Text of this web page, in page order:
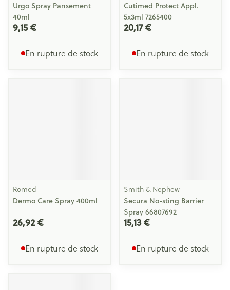
Urgo Spray Pansement
40ml
9,15 €
En rupture de stock
Cutimed Protect Appl.
5x3ml 7265400
20,17 €
En rupture de stock
Romed
Dermo Care Spray 400ml
26,92 €
En rupture de stock
Smith & Nephew
Secura No-sting Barrier
Spray 66807692
15,13 €
En rupture de stock